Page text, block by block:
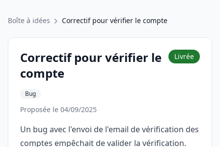
Boîte à idées Correctif pour vérifier le compte
Correctif pour vérifier le
compte
Livrée
Bug
Proposée le 04/09/2025
Un bug avec l'envoi de l'email de vérification des
comptes empêchait de valider la vérification.